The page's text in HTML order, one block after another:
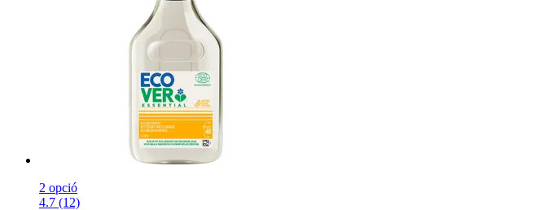
2 opció
4.7 (12)